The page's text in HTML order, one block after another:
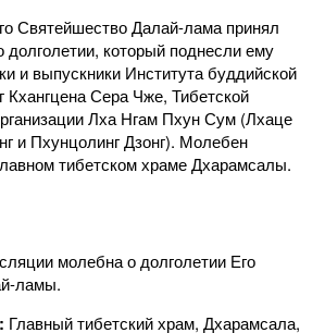
Святейшество Далай-лама принял
долголетии, который поднесли ему
и выпускники Института буддийской
Кхангцена Сера Чже, Тибетской
Лха Нгам Пхун Сум (Лхаце
и Пхунцолинг Дзонг). Молебен
тибетском храме Дхарамсалы.
молебна о долголетии Его
ламы.
Главный тибетский храм, Дхарамсала,